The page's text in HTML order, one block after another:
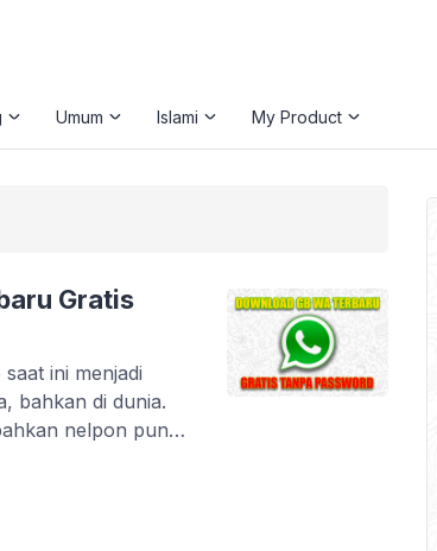
Umum Islami My Product
Gratis
ini menjadi
bahkan di dunia.
nelpon pun
ini sudah bilang
atau nomor